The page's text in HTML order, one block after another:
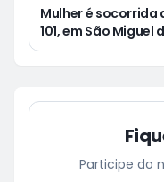
Mulher é socorrida
101, em São Miguel
morre após
Participe do